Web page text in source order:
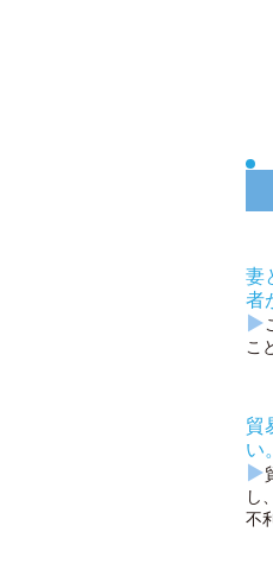
妻
者
▶
こ
貿
い
▶
し
不